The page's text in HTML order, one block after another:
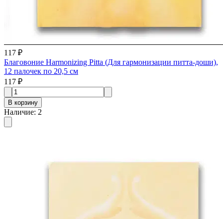
117 ₽
Благовоние Harmonizing Pitta (Для гармонизации питта-доши),
12 палочек по 20,5 см
117 ₽
В корзину
Наличие: 2